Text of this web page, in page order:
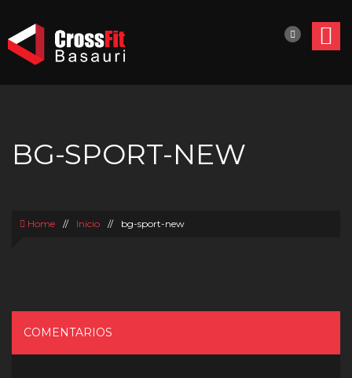
BG-SPORT-NEW
Home // Inicio // bg-sport-new
COMENTARIOS